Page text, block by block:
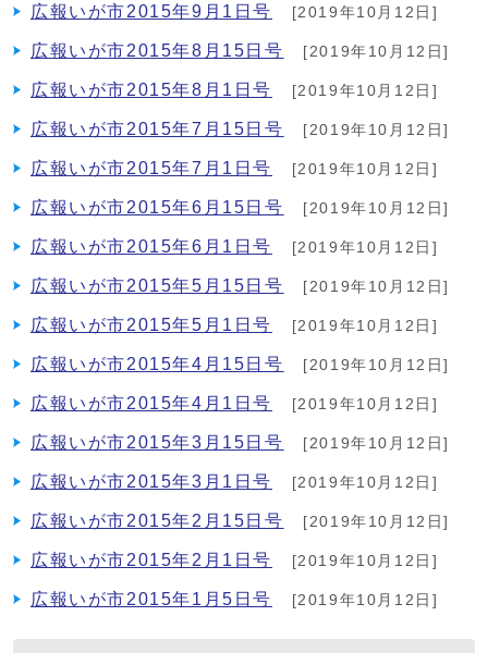
広報いが市2015年9月1日号 [2019年10月12日]
広報いが市2015年8月15日号 [2019年10月12日]
広報いが市2015年8月1日号 [2019年10月12日]
広報いが市2015年7月15日号 [2019年10月12日]
広報いが市2015年7月1日号 [2019年10月12日]
広報いが市2015年6月15日号 [2019年10月12日]
広報いが市2015年6月1日号 [2019年10月12日]
広報いが市2015年5月15日号 [2019年10月12日]
広報いが市2015年5月1日号 [2019年10月12日]
広報いが市2015年4月15日号 [2019年10月12日]
広報いが市2015年4月1日号 [2019年10月12日]
広報いが市2015年3月15日号 [2019年10月12日]
広報いが市2015年3月1日号 [2019年10月12日]
広報いが市2015年2月15日号 [2019年10月12日]
広報いが市2015年2月1日号 [2019年10月12日]
広報いが市2015年1月5日号 [2019年10月12日]